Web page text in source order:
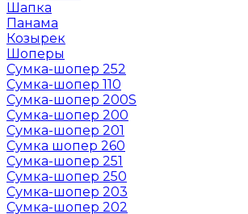
Шапка
Панама
Козырек
Шоперы
Сумка-шопер 252
Сумка-шопер 110
Сумка-шопер 200S
Сумка-шопер 200
Сумка-шопер 201
Сумка шопер 260
Сумка-шопер 251
Сумка-шопер 250
Сумка-шопер 203
Сумка-шопер 202